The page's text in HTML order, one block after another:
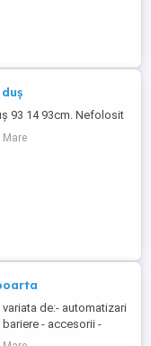
93 14 93cm. Nefolosit
Mare
de:- automatizari
- accesorii -
autoportante ...